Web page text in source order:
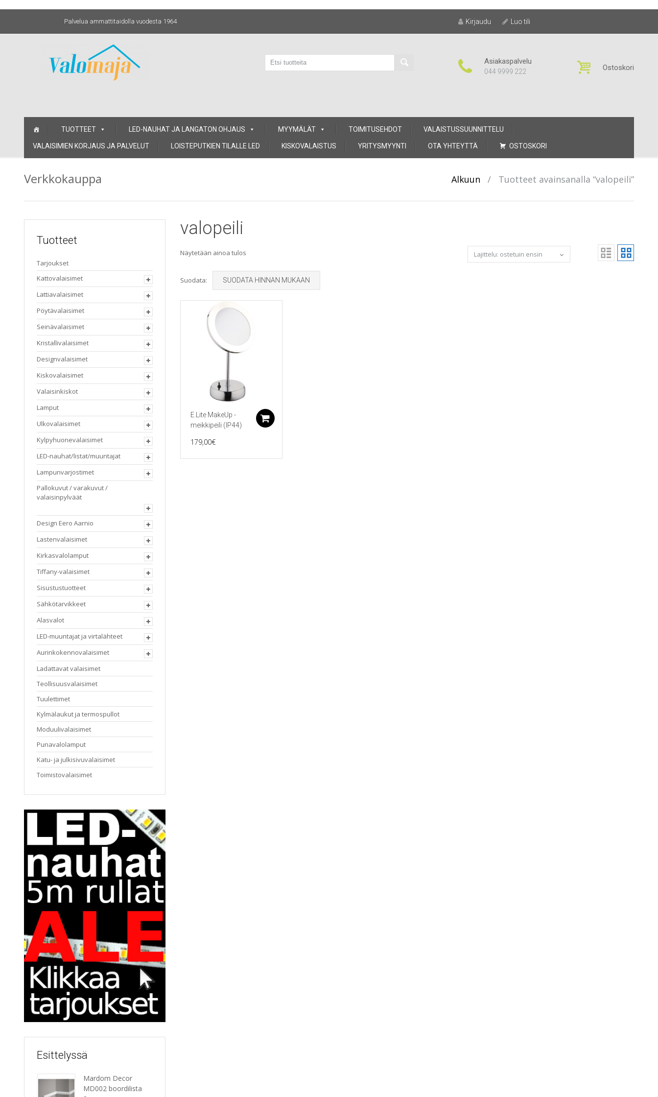
Palvelua ammattitaidolla vuodesta 1964 Kirjaudu Luo tili
Asiakaspalvelu
044 9999 222 Ostoskori
TUOTTEET LED-NAUHAT JA LANGATON OHJAUS MYYMÄLÄT TOIMITUSEHDOT VALAISTUSSUUNNITTELU
VALAISIMIEN KORJAUS JA PALVELUT LOISTEPUTKIEN TILALLE LED KISKOVALAISTUS YRITYSMYYNTI OTA YHTEYTTÄ OSTOSKORI
Verkkokauppa Alkuun / Tuotteet avainsanalla “valopeili”
valopeili
Näytetään ainoa tulos
Suodata: SUODATA HINNAN MUKAAN
E.Lite MakeUp -
meikkipeili (IP44)
179,00€
Tuotteet
Tarjoukset
Kattovalaisimet
Lattiavalaisimet
Pöytävalaisimet
Seinävalaisimet
Kristallivalaisimet
Designvalaisimet
Kiskovalaisimet
Valaisinkiskot
Lamput
Ulkovalaisimet
Kylpyhuonevalaisimet
LED-nauhat/listat/muuntajat
Lampunvarjostimet
Pallokuvut / varakuvut /
valaisinpylväät
Design Eero Aarnio
Lastenvalaisimet
Kirkasvalolamput
Tiffany-valaisimet
Sisustustuotteet
Sähkötarvikkeet
Alasvalot
LED-muuntajat ja virtalähteet
Aurinkokennovalaisimet
Ladattavat valaisimet
Teollisuusvalaisimet
Tuulettimet
Kylmälaukut ja termospullot
Moduulivalaisimet
Punavalolamput
Katu- ja julkisivuvalaisimet
Toimistovalaisimet
Esittelyssä
Mardom Decor
MD002 boordilista